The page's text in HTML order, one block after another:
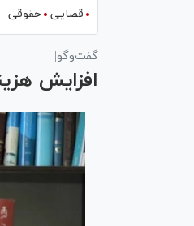
قضایی حقوقی
گفت‌وگو|
افزایش